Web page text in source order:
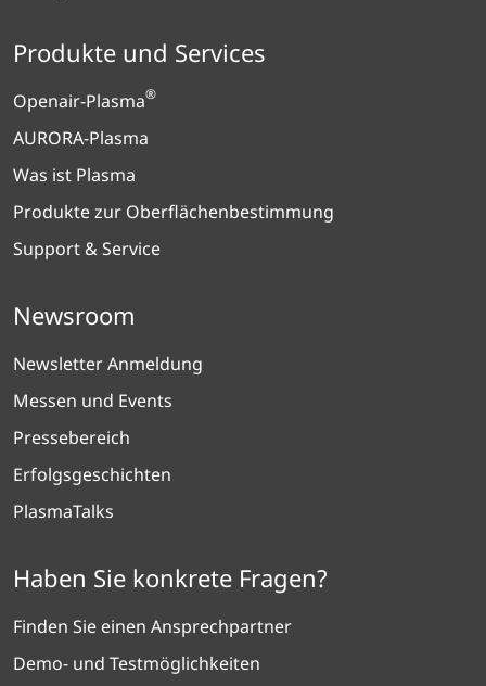
Produkte und Services
Openair-Plasma®
AURORA-Plasma
Was ist Plasma
Produkte zur Oberflächenbestimmung
Support & Service
Newsroom
Newsletter Anmeldung
Messen und Events
Pressebereich
Erfolgsgeschichten
PlasmaTalks
Haben Sie konkrete Fragen?
Finden Sie einen Ansprechpartner
Demo- und Testmöglichkeiten